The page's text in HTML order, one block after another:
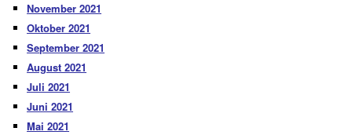
November 2021
Oktober 2021
September 2021
August 2021
Juli 2021
Juni 2021
Mai 2021